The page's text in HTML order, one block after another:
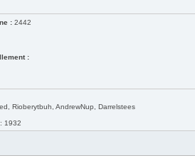
: 2442
:
Rioberytbuh, AndrewNup, Darrelstees
1932